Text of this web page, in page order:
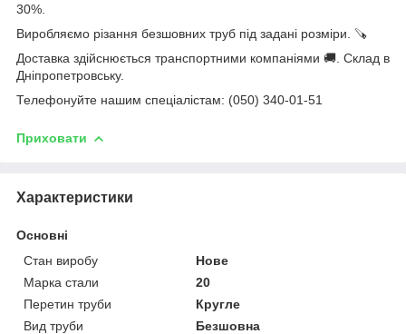
30%.
Виробляємо різання безшовних труб під задані розміри. 🪚
Доставка здійснюється транспортними компаніями 🚚. Склад в
Дніпропетровську.
Телефонуйте нашим спеціалістам: (050) 340-01-51
Приховати
Характеристики
Основні
Стан виробу
Нове
Марка стали
20
Перетин труби
Кругле
Вид труби
Безшовна